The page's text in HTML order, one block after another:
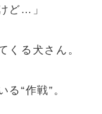
ど…」
くる犬さん。
“作戦”。